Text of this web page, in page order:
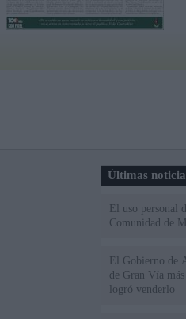
Últimas
El uso personal
Comunidad de
El Gobierno de
de Gran Vía
logró venderlo